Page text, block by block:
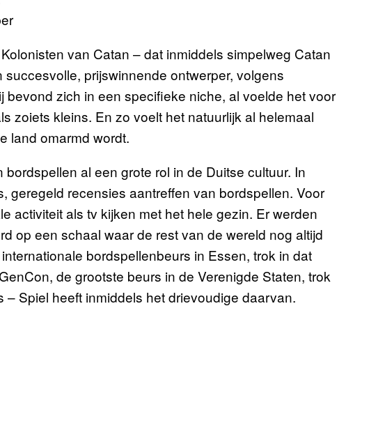
van Catan – dat inmiddels simpelweg Catan
prijswinnende ontwerper, volgens
zich in een specifieke niche, al voelde het voor
zoiets kleins. En zo voelt het natuurlijk al helemaal
land omarmd wordt.
al een grote rol in de Duitse cultuur. In
geregeld recensies aantreffen van bordspellen. Voor
activiteit als tv kijken met het hele gezin. Er werden
op een schaal waar de rest van de wereld nog altijd
bordspellenbeurs in Essen, trok in dat
de grootste beurs in de Verenigde Staten, trok
Spiel heeft inmiddels het drievoudige daarvan.